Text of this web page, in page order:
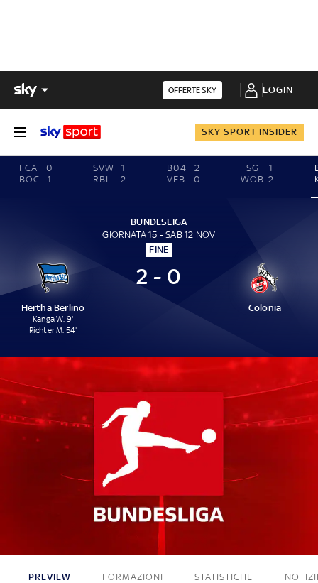
OFFERTE SKY LOGIN
SKY SPORT INSIDER
FCA
0
BOC
1
SVW
1
RBL
2
B04
2
VFB
0
TSG
1
WOB 2
BUNDESLIGA
GIORNATA 15 - SAB 12 NOV
FINE
Hertha Berlino
Kanga W. 9'
Richter M. 54'
2 - 0
Colonia
2 - 0
PREVIEW FORMAZIONI STATISTICHE